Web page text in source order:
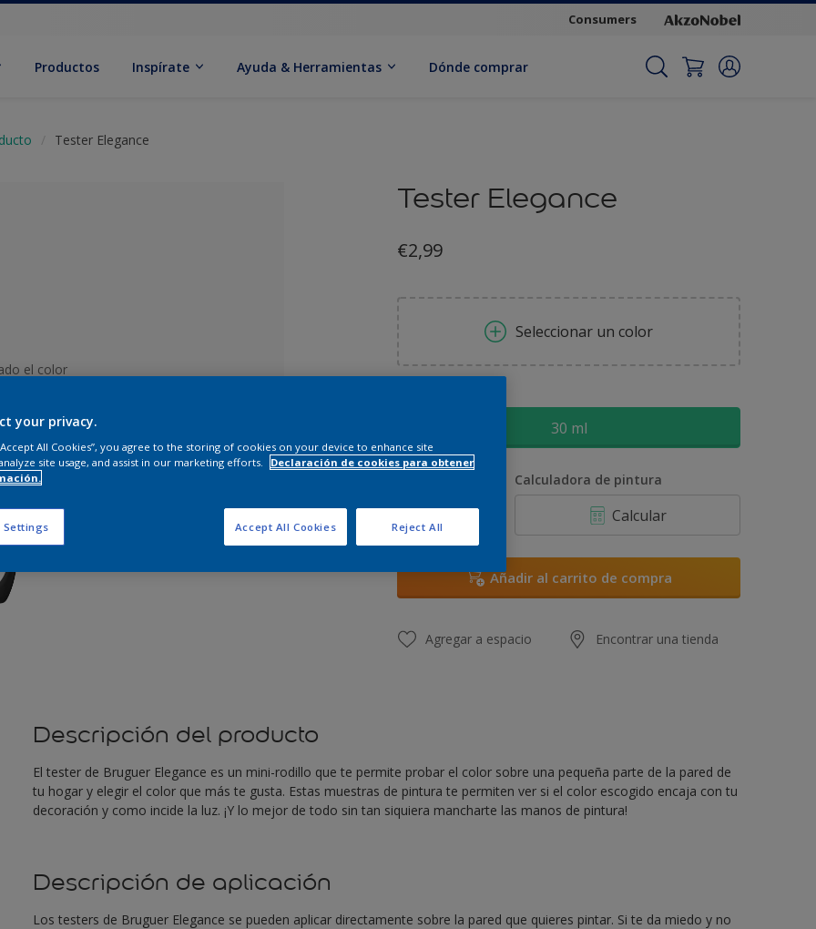
Consumers
Productos Inspírate Ayuda & Herramientas Dónde comprar
Tester Elegance
el color
Tester Elegance
€2,99
Seleccionar un color
30 ml
Calculadora de pintura
Calcular
Añadir al carrito de compra
Agregar a espacio Encontrar una tienda
Descripción del producto
El tester de Bruguer Elegance es un mini-rodillo que te permite probar el color sobre una pequeña parte de la pared de
tu hogar y elegir el color que más te gusta. Estas muestras de pintura te permiten ver si el color escogido encaja con tu
decoración y como incide la luz. ¡Y lo mejor de todo sin tan siquiera mancharte las manos de pintura!
Descripción de aplicación
Los testers de Bruguer Elegance se pueden aplicar directamente sobre la pared que quieres pintar. Si te da miedo y no
your privacy.
All Cookies”, you agree to the storing of cookies on your device to enhance site
site usage, and assist in our marketing efforts.
Declaración de cookies para obtener
Settings Reject All
Accept All Cookies